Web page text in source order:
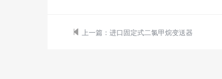
上一篇： 进口固定式二氯甲烷变送器